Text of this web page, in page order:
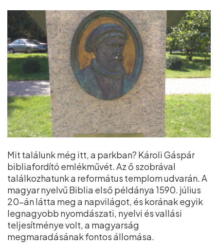
Mit találunk még itt, a parkban? Károli Gáspár
bibliafordító emlékművét. Az ő szobrával
találkozhatunk a református templom udvarán. A
magyar nyelvű Biblia első példánya 1590. július
20-án látta meg a napvilágot, és korának egyik
legnagyobb nyomdászati, nyelvi és vallási
teljesítménye volt, a magyarság
megmaradásának fontos állomása.